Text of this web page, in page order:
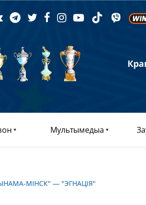
Мультымедыа
МІНСК" — "ЭГНАЦІЯ"